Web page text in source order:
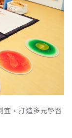
宜，打造多元學習